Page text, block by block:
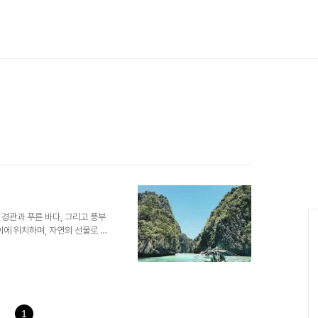
관과 푸른 바다, 그리고 풍부
위치하며, 자연의 선물로 주
은 풍경과 푸른 바다의 아름
아름다움뿐만 아니라 다양한
1